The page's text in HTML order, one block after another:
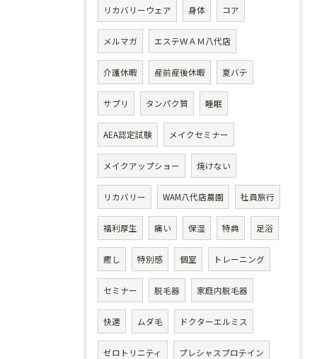
リカバリーウェア 身体 コア
メルマガ エステＷＡＭ八代店
介護休暇 産前産後休暇 夏バテ
サプリ タンパク質 睡眠
AEA認定試験 メイクセミナー
メイクアップショー 焼けない
リカバリー WAM八代店農園 社員旅行
福利厚生 痛い 保湿 特典 足浴
癒し 特別感 個室 トレーニング
セミナー 脱毛器 家庭内脱毛器
快適 ムダ毛 ドクターエルミス
ゼロトリニティ プレシャスプロテイン